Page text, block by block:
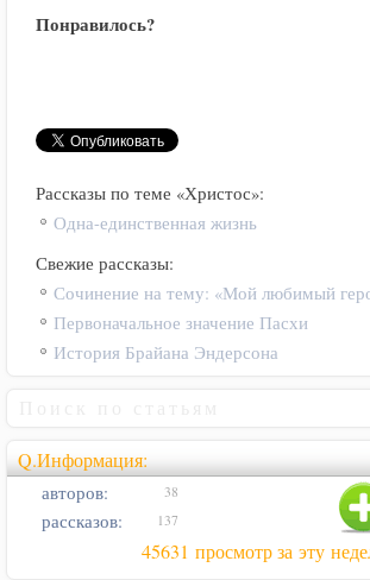
Понравилось?
Рассказы по теме «Христос»:
Одна-единственная жизнь
Свежие рассказы:
Сочинение на тему: «Мой любимый
Первоначальное значение Пасхи
История Брайана Эндерсона
Q.Информация:
авторов: 38
рассказов: 137
45631 просмотр за эту